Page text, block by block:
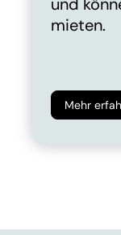
mieten.
Mehr